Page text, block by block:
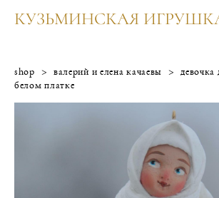
КУЗЬМИНСКАЯ
shop > валерий и елена качаевы >
девочка
белом платке